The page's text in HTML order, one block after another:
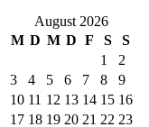
August 2026
M D M D F S
S
1
2
3
4 5 6 7 8
9
10 11 12 13 14 15 16
17 18 19 20 21 22 23